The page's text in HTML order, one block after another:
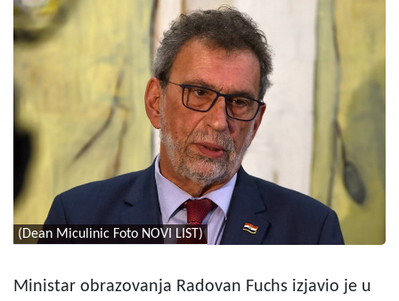
(Dean Miculinic Foto NOVI LIST)
Ministar obrazovanja Radovan Fuchs izjavio je u